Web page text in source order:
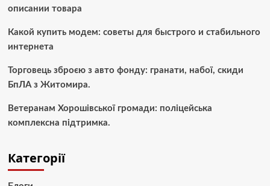
описании товара
Какой купить модем: советы для быстрого и стабильного
интернета
Торговець зброєю з авто фонду: гранати, набої, скиди
БпЛА з Житомира.
Ветеранам Хорошівської громади: поліцейська
комплексна підтримка.
Категорії